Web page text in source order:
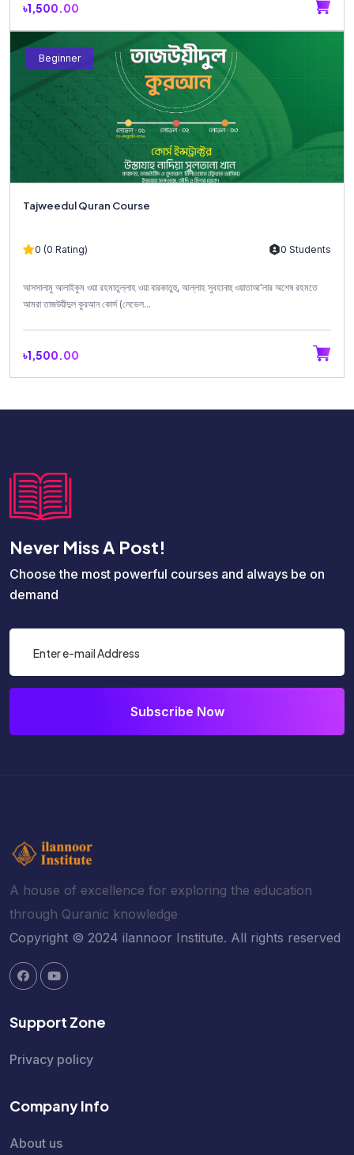
৳1,500.00
Beginner
Tajweedul Quran Course
0 (0 Rating) 0 Students
আসসালামু আলাইকুম ওয়া রহমাতুল্লাহ ওয়া বারকাতুহু, আল্লাহ সুবহানাহু ওয়াতাআ'লার অশেষ রহমতে
আমরা তাজউয়ীদুল কুরআন কোর্স (লেভেল...
৳1,500.00
Never Miss A Post!
Choose the most powerful courses and always be on
demand
Subscribe Now
A house of excellence for exploring the education
through Quranic knowledge
Copyright © 2024 ilannoor Institute. All rights reserved
Support Zone
Privacy policy
Company Info
About us